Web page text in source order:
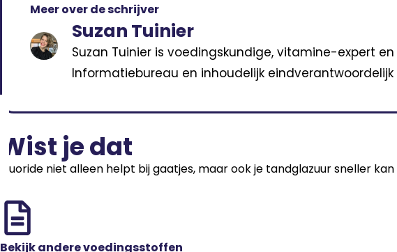
Meer over de schrijver
Suzan Tuinier
Suzan Tuinier is voedingskundige, vitamine-expert
Informatiebureau en inhoudelijk
Wist je dat
Fluoride niet alleen helpt bij gaatjes, maar ook je tandglazuur sneller
Bekijk andere voedingsstoffen